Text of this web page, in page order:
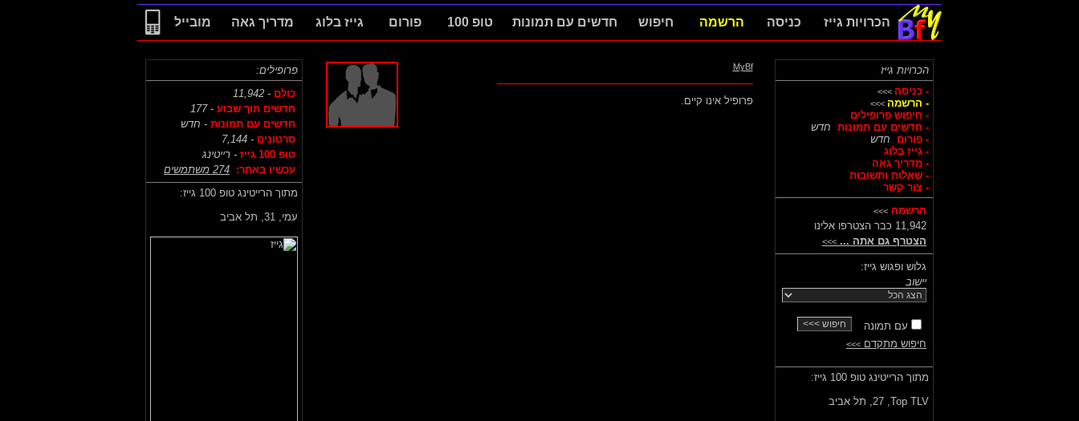
הכרויות גייז כניסה הרשמה חיפוש חדשים עם תמונות טופ 100 פורום גייז בלוג מדריך גאה מובייל
הכרויות גייז
- כניסה >>>
- הרשמה >>>
- חיפוש פרופילים
- חדשים עם תמונות חדש
- פורום
חדש
- גייז בלוג
- מדריך גאה
- שאלות ותשובות
- צור קשר
הרשמה >>>
11,942 כבר הצטרפו אלינו
הצטרף גם אתה ... >>>
גלוש ופגוש גייז:
יישוב
עם תמונה
חיפוש מתקדם >>>
מתוך הרייטינג טופ 100 גייז:
Top TLV, 27, תל אביב
MyBf
פרופיל אינו קיים.
פרופילים:
כולם - 11,942
חדשים תוך שבוע - 177
חדשים עם תמונות - חדש
סרטונים - 7,144
טופ 100 גייז
- רייטינג
עכשיו באתר: 274 משתמשים
מתוך הרייטינג טופ 100 גייז:
עמי, 31, תל אביב